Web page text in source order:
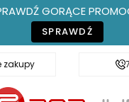
GORĄCE
SPRAWDŹ
zakupy